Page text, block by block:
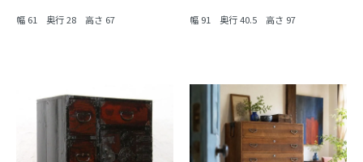
幅 61 奥行 28 高さ 67 幅 91 奥行 40.5 高さ 97